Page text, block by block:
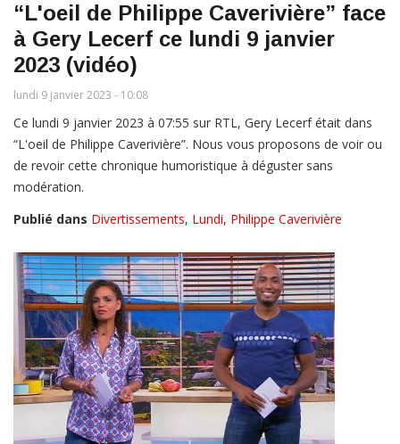
“L'oeil de Philippe Caverivière” face
à Gery Lecerf ce lundi 9 janvier
2023 (vidéo)
lundi 9 janvier 2023 - 10:08
Ce lundi 9 janvier 2023 à 07:55 sur RTL, Gery Lecerf était dans
“L'oeil de Philippe Caverivière”. Nous vous proposons de voir ou
de revoir cette chronique humoristique à déguster sans
modération.
Publié dans Divertissements, Lundi, Philippe Caverivière